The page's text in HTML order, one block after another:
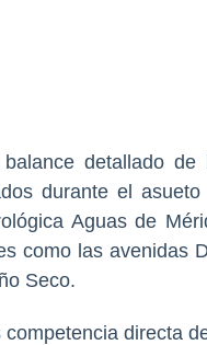
detallado de
durante el asueto
Aguas de
como las avenidas
Seco.
directa